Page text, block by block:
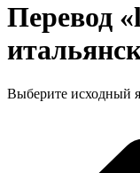
Перевод
Выберите исходный